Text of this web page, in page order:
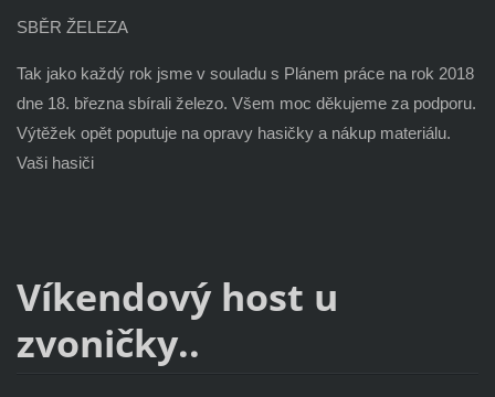
SBĚR ŽELEZA
Tak jako každý rok jsme v souladu s Plánem práce na rok 2018
dne 18. března sbírali železo. Všem moc děkujeme za podporu.
Výtěžek opět poputuje na opravy hasičky a nákup materiálu.
Vaši hasiči
Víkendový host u
zvoničky..